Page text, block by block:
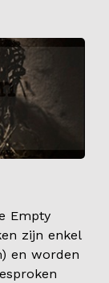
Empty
zijn enkel
en worden